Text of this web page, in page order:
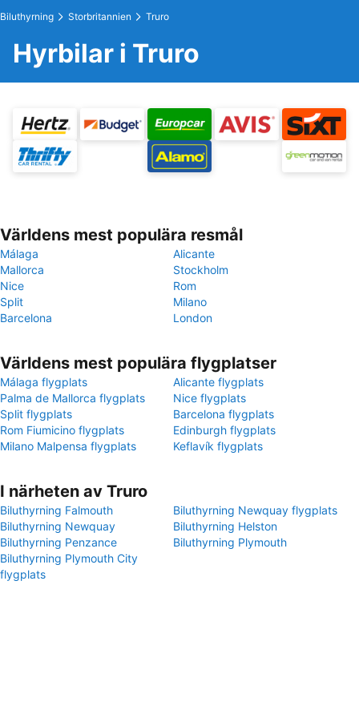
Biluthyrning Storbritannien Truro
Hyrbilar i Truro
Världens mest populära resmål
Málaga
Alicante
Mallorca
Stockholm
Nice
Rom
Split
Milano
Barcelona
London
Världens mest populära flygplatser
Málaga flygplats
Alicante flygplats
Palma de Mallorca flygplats
Nice flygplats
Split flygplats
Barcelona flygplats
Rom Fiumicino flygplats
Edinburgh flygplats
Milano Malpensa flygplats
Keflavík flygplats
I närheten av Truro
Biluthyrning Falmouth
Biluthyrning Newquay flygplats
Biluthyrning Newquay
Biluthyrning Helston
Biluthyrning Penzance
Biluthyrning Plymouth
Biluthyrning Plymouth City
flygplats